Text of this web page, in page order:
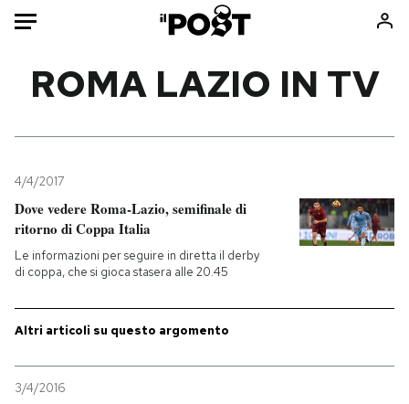
Mondo
Politica
Tecnologia
Internet
Cultura
Economia
Sport
Consumismi
Ok Boomer!
Europa
Mondiali calcio 2026
ROMA LAZIO IN TV
4/4/2017
Dove vedere Roma-Lazio, semifinale di
ritorno di Coppa Italia
Le informazioni per seguire in diretta il derby
di coppa, che si gioca stasera alle 20.45
Altri articoli su questo argomento
3/4/2016